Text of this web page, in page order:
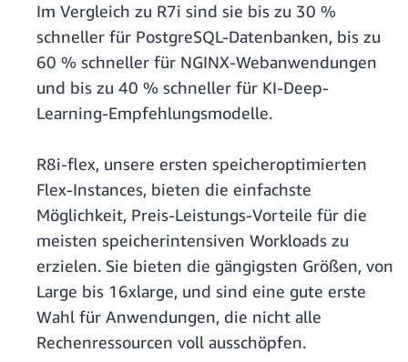
Im Vergleich zu R7i sind sie bis zu 30 %
schneller für PostgreSQL-Datenbanken, bis zu
60 % schneller für NGINX-Webanwendungen
und bis zu 40 % schneller für KI-Deep-
Learning-Empfehlungsmodelle.
R8i-flex, unsere ersten speicheroptimierten
Flex-Instances, bieten die einfachste
Möglichkeit, Preis-Leistungs-Vorteile für die
meisten speicherintensiven Workloads zu
erzielen. Sie bieten die gängigsten Größen, von
Large bis 16xlarge, und sind eine gute erste
Wahl für Anwendungen, die nicht alle
Rechenressourcen voll ausschöpfen.